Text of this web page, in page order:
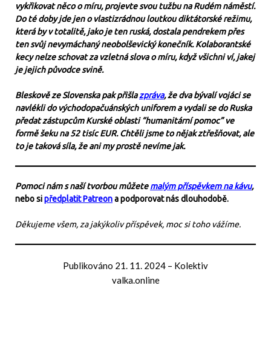
vykřikovat něco o míru, projevte svou tužbu na Rudém náměstí.
Do té doby jde jen o vlastizrádnou loutkou diktátorské režimu,
která by v totalitě, jako je ten ruská, dostala pendrekem přes
ten svůj nevymáchaný neobolševický konečník. Kolaborantské
kecy nelze schovat za vzletná slova o míru, když všichni ví, jakej
je jejich původce svině.
Bleskově ze Slovenska pak přišlazpráva, že dva bývalí vojáci se
navlékli do východopačuánských uniforem a vydali se do Ruska
předat zástupcům Kurské oblasti “humanitární pomoc” ve
formě šeku na 52 tisíc EUR. Chtěli jsme to nějak ztřešňovat, ale
to je taková síla, že ani my prostě nevíme jak.
Pomoci nám s naší tvorbou můžetemalým příspěvkem na kávu,
nebo sipředplatit Patreona podporovat nás dlouhodobě.
Děkujeme všem, za jakýkoliv příspěvek, moc si toho vážíme.
Publikováno 21. 11. 2024 – Kolektiv
valka.online